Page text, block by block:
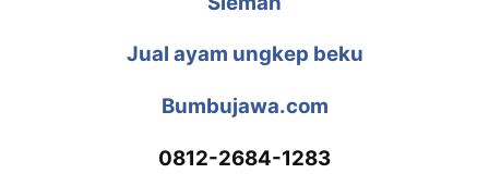
Jual ayam ungkep beku
Bumbujawa.com
0812-2684-1283